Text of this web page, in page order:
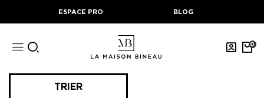
ESPACE PRO BLOG
0
TRIER